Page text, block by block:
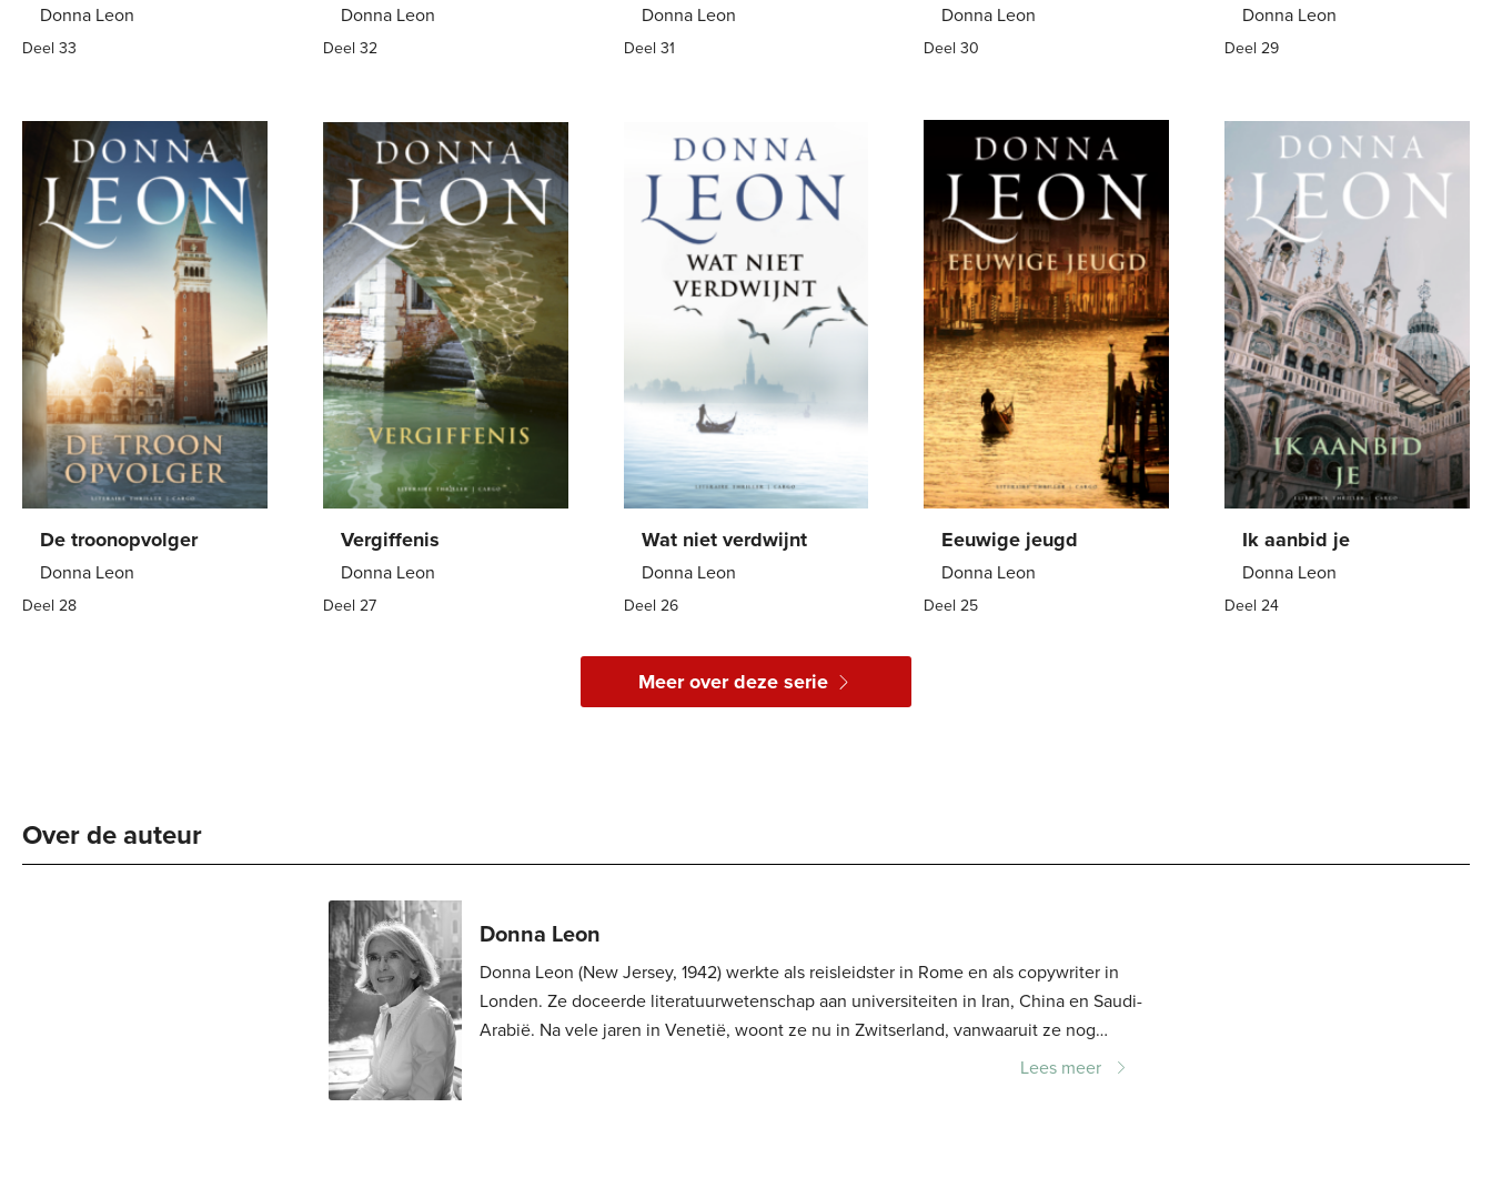
Donna Leon
Deel 33
Donna Leon
Deel 32
Donna Leon
Deel 31
Donna Leon
Deel 30
Donna Leon
Deel 29
De troonopvolger
Donna Leon
Deel 28
Vergiffenis
Donna Leon
Deel 27
Wat niet verdwijnt
Donna Leon
Deel 26
book
Eeuwige jeugd
Donna Leon
Deel 25
Ik aanbid je
Donna Leon
Deel 24
Meer over deze serie
Over de auteur
Donna Leon
Donna Leon (New Jersey, 1942) werkte als reisleidster in Rome en als copywriter in
Londen. Ze doceerde literatuurwetenschap aan universiteiten in Iran, China en Saudi-
Arabië. Na vele jaren in Venetië, woont ze nu in Zwitserland, vanwaaruit ze nog
regelmatig Venetië bezoekt. Haar boeken zijn wereldberoemd, vooral door het
Lees meer